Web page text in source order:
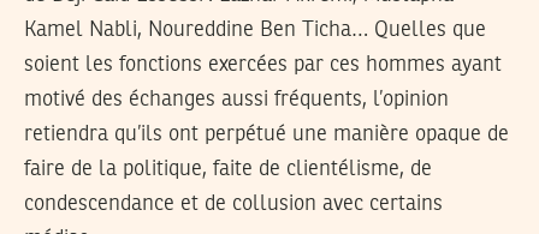
Kamel Nabli, Noureddine Ben Ticha… Quelles que
soient les fonctions exercées par ces hommes ayant
motivé des échanges aussi fréquents, l’opinion
retiendra qu’ils ont perpétué une manière opaque de
faire de la politique, faite de clientélisme, de
condescendance et de collusion avec certains